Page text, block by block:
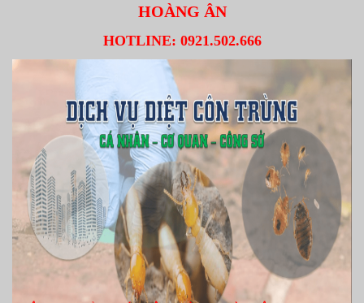
HOÀNG ÂN
HOTLINE: 0921.502.666